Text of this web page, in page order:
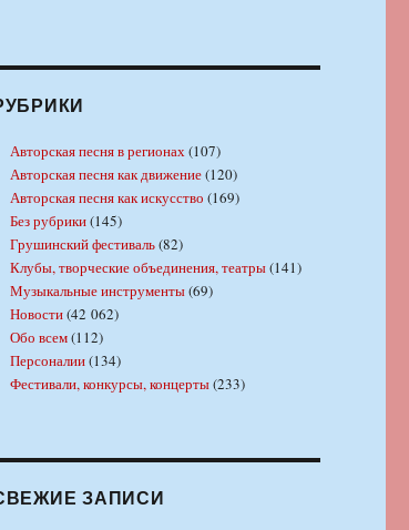
Авторская песня в регионах(107)
Авторская песня как движение(120)
Авторская песня как искусство (169)
Без рубрики(145)
Грушинский фестиваль(82)
Клубы, творческие объединения, театры(141)
Музыкальные инструменты(69)
Новости(42 062)
Обо всем(112)
Персоналии(134)
Фестивали, конкурсы, концерты(233)
ЗАПИСИ